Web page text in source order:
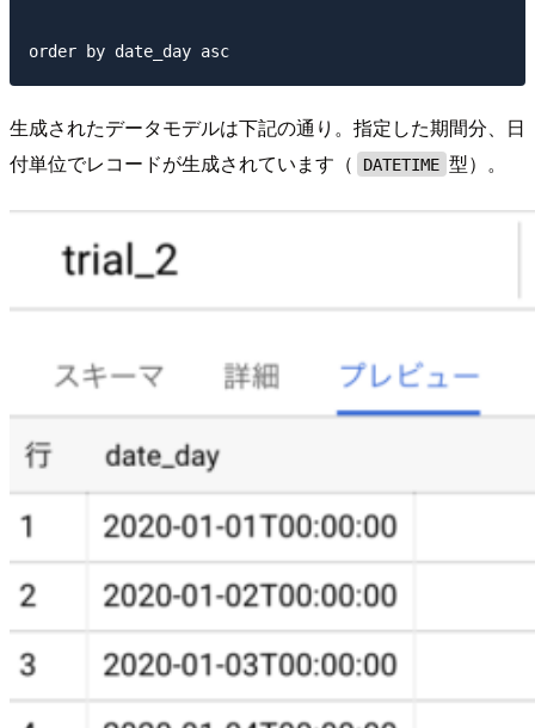
生成されたデータモデルは下記の通り。指定した期間分、日
付単位でレコードが生成されています（
DATETIME 型）。